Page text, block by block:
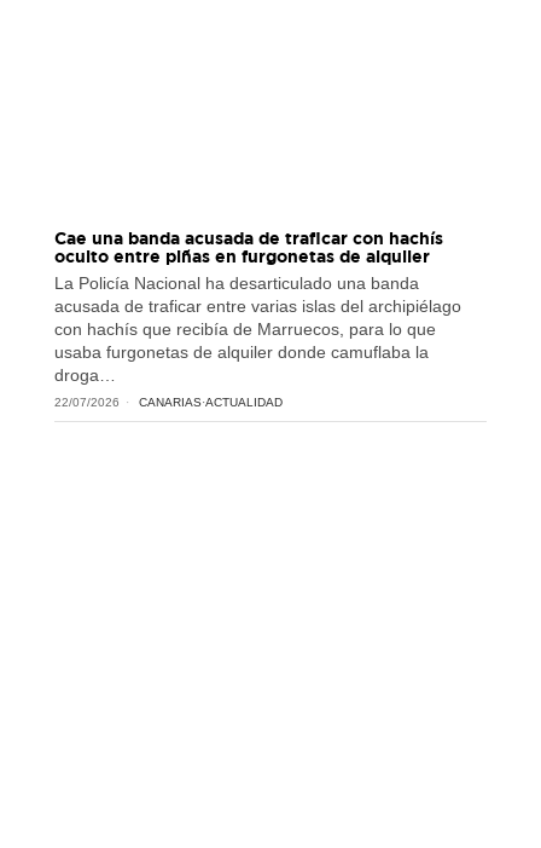
Cae una banda acusada de traficar con hachís
oculto entre piñas en furgonetas de alquiler
La Policía Nacional ha desarticulado una banda
acusada de traficar entre varias islas del archipiélago
con hachís que recibía de Marruecos, para lo que
usaba furgonetas de alquiler donde camuflaba la
droga…
22/07/2026 CANARIAS·ACTUALIDAD